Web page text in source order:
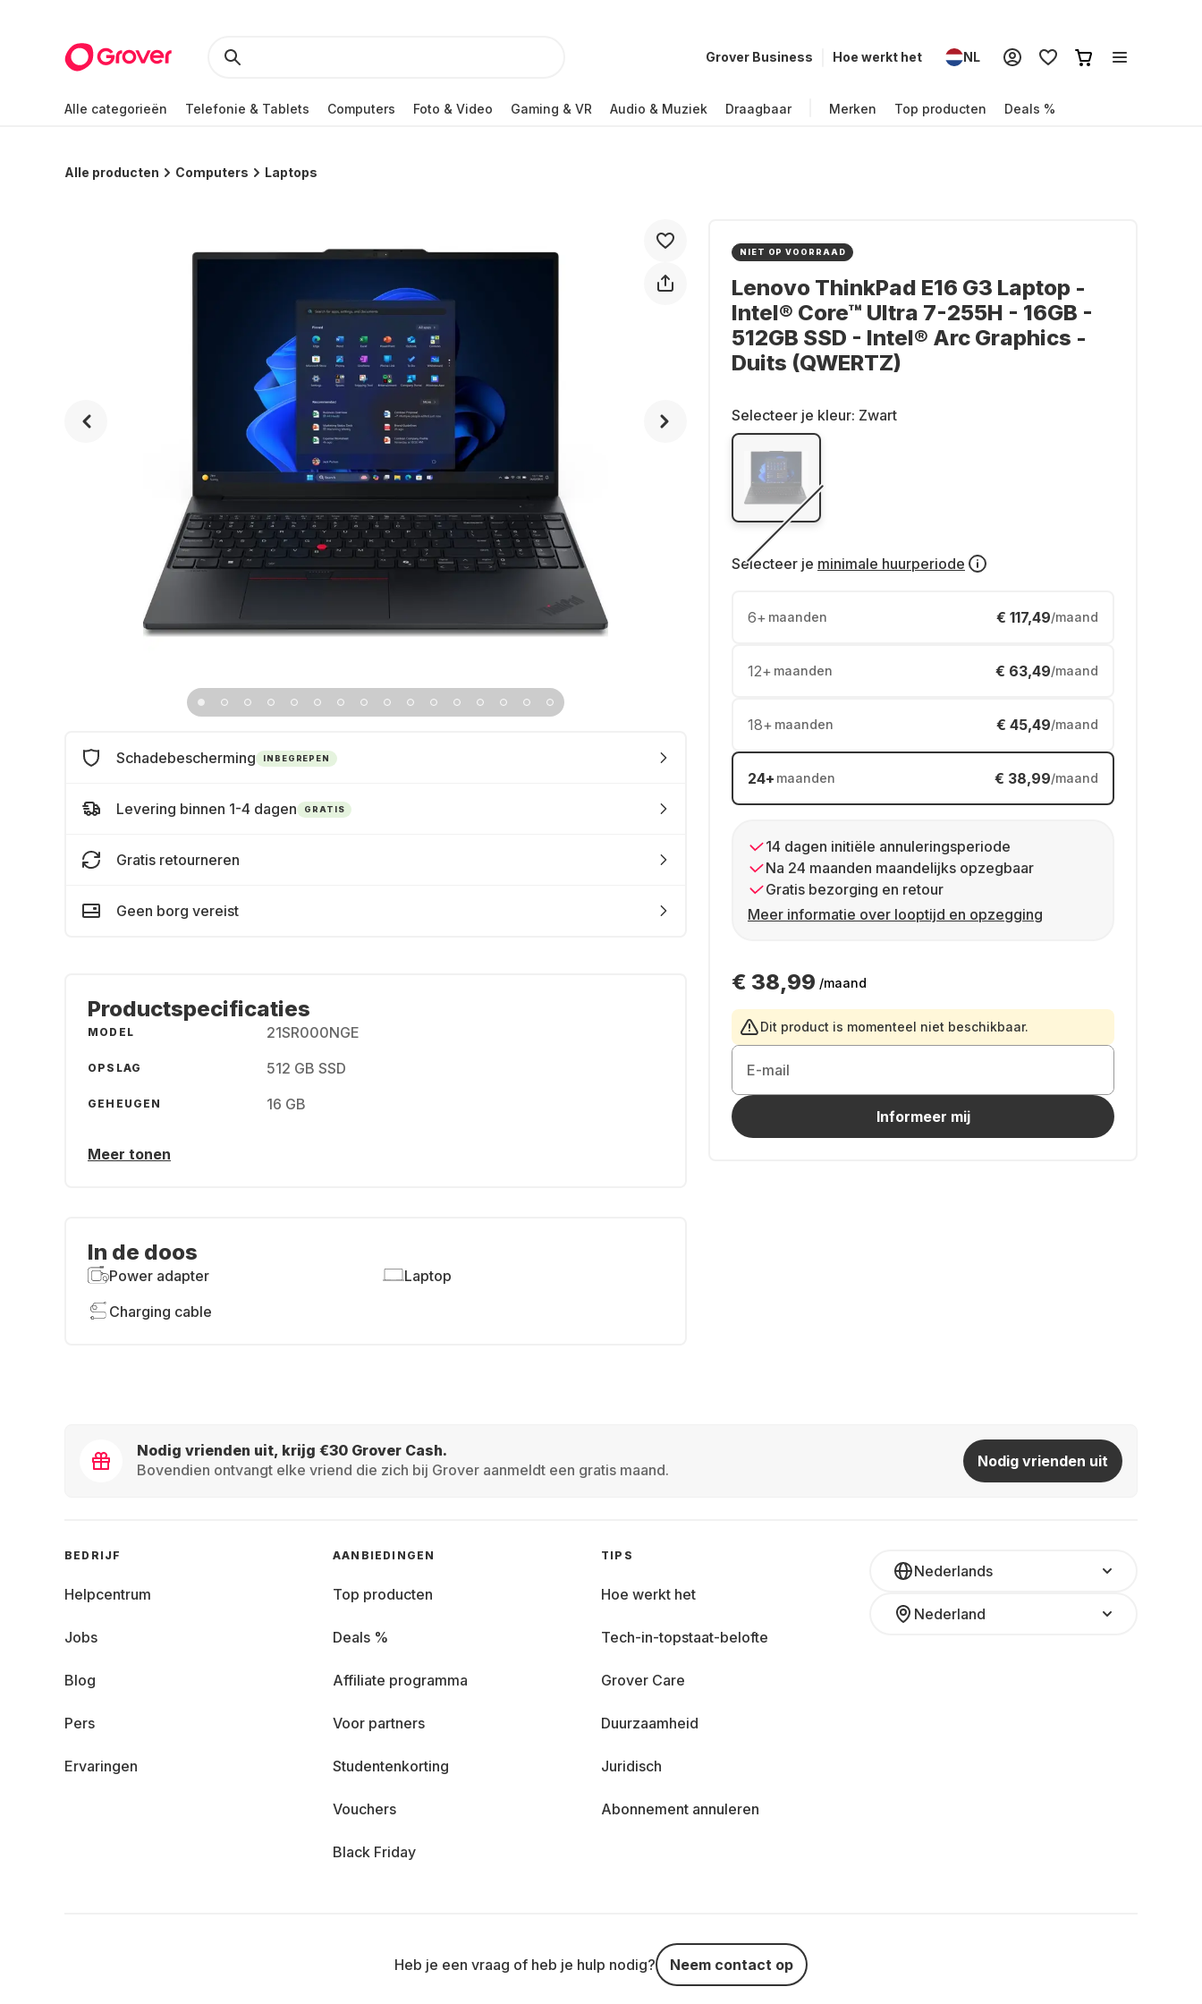
Grover Business Hoe werkt het NL
Alle categorieën Telefonie & Tablets Computers Foto & Video Gaming & VR Audio & Muziek Draagbaar Merken Top producten Deals %
Alle producten Computers Laptops
NIET OP VOORRAAD
Lenovo ThinkPad E16 G3 Laptop -
Intel® Core™ Ultra 7-255H - 16GB -
512GB SSD - Intel® Arc Graphics -
Duits (QWERTZ)
Selecteer je kleur: Zwart
Selecteer je minimale huurperiode
6+ maanden € 117,49/maand
12+ maanden € 63,49/maand
18+ maanden € 45,49/maand
24+ maanden € 38,99/maand
14 dagen initiële annuleringsperiode
Na 24 maanden maandelijks opzegbaar
Gratis bezorging en retour
Meer informatie over looptijd en opzegging
€ 38,99 /maand
Dit product is momenteel niet beschikbaar.
E-mail
Informeer mij
Schadebescherming INBEGREPEN
Levering binnen 1-4 dagen GRATIS
Gratis retourneren
Geen borg vereist
Productspecificaties
MODEL 21SR000NGE
OPSLAG 512 GB SSD
GEHEUGEN 16 GB
Meer tonen
In de doos
Power adapter
Laptop
Charging cable
Nodig vrienden uit, krijg €30 Grover Cash.
Bovendien ontvangt elke vriend die zich bij Grover aanmeldt een gratis maand.
Nodig vrienden uit
Nederlands
Nederland
BEDRIJF
Helpcentrum
Jobs
Blog
Pers
Ervaringen
AANBIEDINGEN
Top producten
Deals %
Affiliate programma
Voor partners
Studentenkorting
Vouchers
Black Friday
TIPS
Hoe werkt het
Tech-in-topstaat-belofte
Grover Care
Duurzaamheid
Juridisch
Abonnement annuleren
Heb je een vraag of heb je hulp nodig? Neem contact op